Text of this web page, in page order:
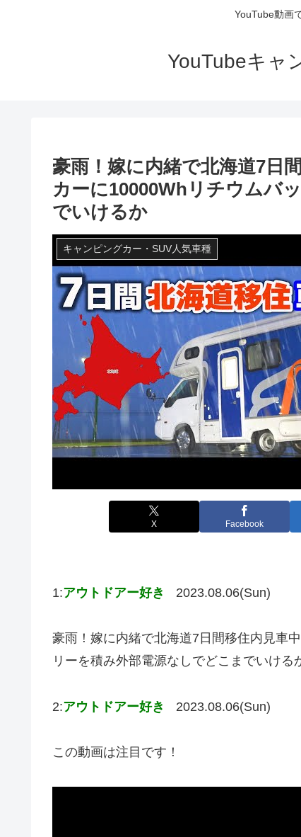
YouTube動画
YouTubeキャ
豪雨！嫁に内緒で北海道7日
カーに10000Whリチウムバ
でいけるか
キャンピングカー・SUV人気車種
X Facebook
1:アウトドアー好き 2023.08.06(Sun)
豪雨！嫁に内緒で北海道7日間移住内見車
リーを積み外部電源なしでどこまでいける
2:アウトドアー好き 2023.08.06(Sun)
この動画は注目です！